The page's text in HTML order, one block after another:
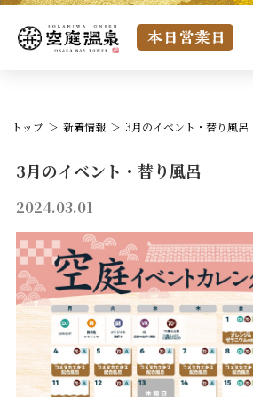
トップ 新着情報 3月のイベント・替り風呂
3月のイベント・替り風呂
2024.03.01